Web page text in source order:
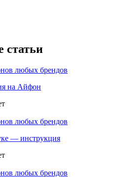
на Айфон
— инструкция